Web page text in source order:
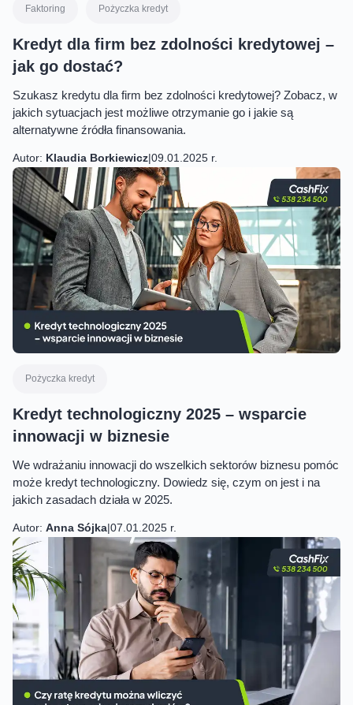
Faktoring Pożyczka kredyt
Kredyt dla firm bez zdolności kredytowej –
jak go dostać?
Szukasz kredytu dla firm bez zdolności kredytowej? Zobacz, w
jakich sytuacjach jest możliwe otrzymanie go i jakie są
alternatywne źródła finansowania.
Autor: Klaudia Borkiewicz|09.01.2025 r.
Pożyczka kredyt
Kredyt technologiczny 2025 – wsparcie
innowacji w biznesie
We wdrażaniu innowacji do wszelkich sektorów biznesu pomóc
może kredyt technologiczny. Dowiedz się, czym on jest i na
jakich zasadach działa w 2025.
Autor: Anna Sójka|07.01.2025 r.